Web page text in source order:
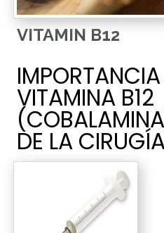
VITAMIN B12
VITAMINA B12
DE LA